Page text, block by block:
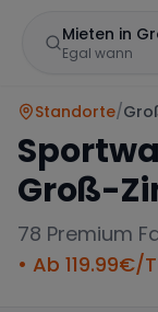
Mieten in
Egal wann
Standorte/
Groß-
78 Premium
• Ab 119.99€/